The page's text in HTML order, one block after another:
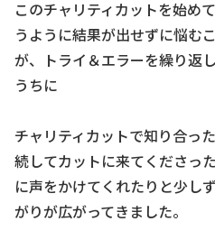
このチャリティカットを始め
うように結果が出せずに悩む
が、トライ＆エラーを繰り返
うちに
チャリティカットで知り合っ
続してカットに来てくださっ
に声をかけてくれたりと少し
がりが広がってきました。